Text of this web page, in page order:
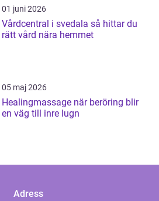
01 juni 2026
Vårdcentral i svedala så hittar du
rätt vård nära hemmet
05 maj 2026
Healingmassage när beröring blir
en väg till inre lugn
Adress